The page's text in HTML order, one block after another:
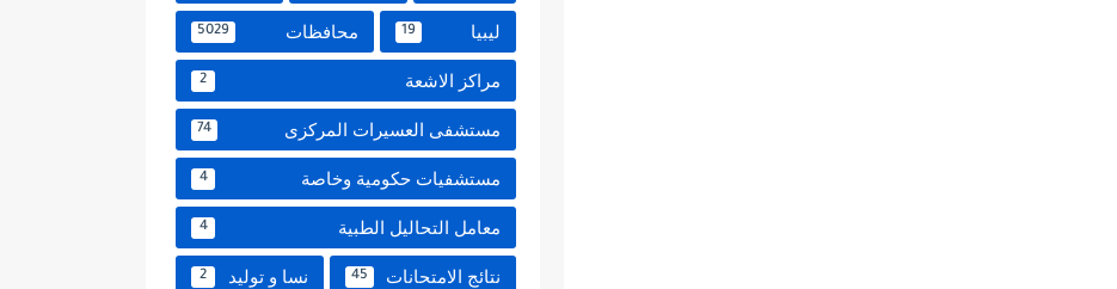
ليبيا 19 محافظات 5029
مراكز الاشعة 2
مستشفى العسيرات المركزى 74
مستشفيات حكومية وخاصة 4
معامل التحاليل الطبية 4
نتائج الامتحانات 45 نسا و توليد 2